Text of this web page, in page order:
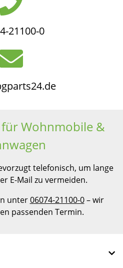
21100-0
Wohnmobile &
telefonisch, um lange
E-Mail zu vermeiden.
unter06074-21100-0– wir
passenden Termin.